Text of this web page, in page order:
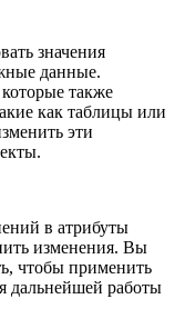
значения
данные.
также
как таблицы или
эти
в атрибуты
изменения. Вы
чтобы применить
дальнейшей работы